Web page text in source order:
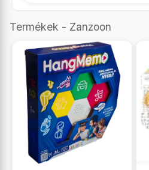
Termékek - Zanzoon